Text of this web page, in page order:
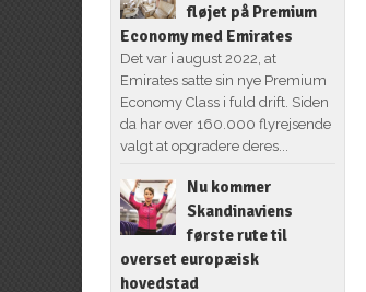
fløjet på Premium
Economy med Emirates
Det var i august 2022, at
Emirates satte sin nye Premium
Economy Class i fuld drift. Siden
da har over 160.000 flyrejsende
valgt at opgradere deres...
Nu kommer
Skandinaviens
første rute til
overset europæisk
hovedstad